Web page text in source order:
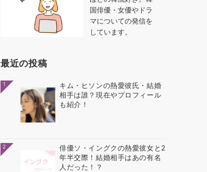
国俳優・女優やドラ
マについての発信を
しています。
最近の投稿
1
キム・ヒソンの熱愛彼氏・結婚
相手は誰？現在やプロフィール
も紹介！
2
俳優ソ・イングクの熱愛彼女と2
年半交際！結婚相手はあの有名
人だった！？